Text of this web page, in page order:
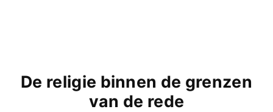
De religie binnen de grenzen
van de rede